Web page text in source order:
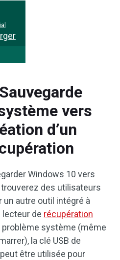
vers
d’un
Windows 10 vers
trouverez des utilisateurs
un autre outil intégré à
lecteur de récupération
problème système (même
la clé USB de
être utilisée pour